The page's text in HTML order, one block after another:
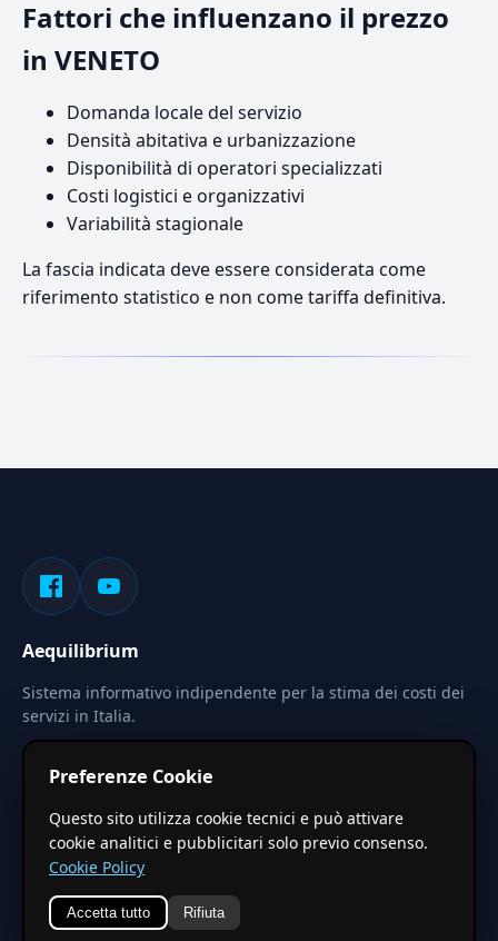
Fattori che influenzano il prezzo
in VENETO
Domanda locale del servizio
Densità abitativa e urbanizzazione
Disponibilità di operatori specializzati
Costi logistici e organizzativi
Variabilità stagionale
La fascia indicata deve essere considerata come
riferimento statistico e non come tariffa definitiva.
Aequilibrium
Sistema informativo indipendente per la stima dei costi dei
servizi in Italia.
Le stime pubblicate sono calcolate tramite coefficienti
territoriali regionali applicati a valori base nazionali. Non
costituiscono preventivo ufficiale.
© 2026 Aequilibrium — Un progetto di vxd.mobi
Preferenze Cookie
Questo sito utilizza cookie tecnici e può attivare
cookie analitici e pubblicitari solo previo consenso.
Cookie Policy
Accetta tutto Rifiuta